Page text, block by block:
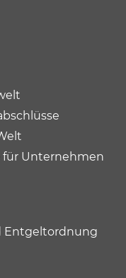
für Unternehmen
Entgeltordnung